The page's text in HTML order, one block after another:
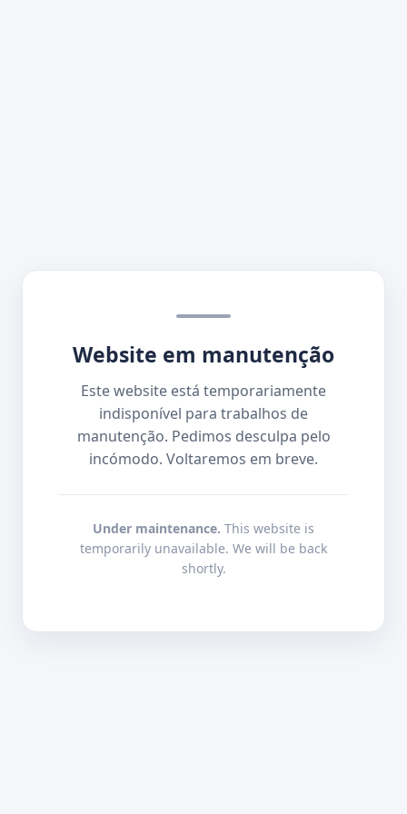
Website em manutenção
Este website está temporariamente
indisponível para trabalhos de
manutenção. Pedimos desculpa pelo
incómodo. Voltaremos em breve.
Under maintenance. This website is
temporarily unavailable. We will be back
shortly.